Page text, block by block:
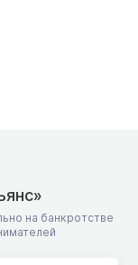
на банкротстве